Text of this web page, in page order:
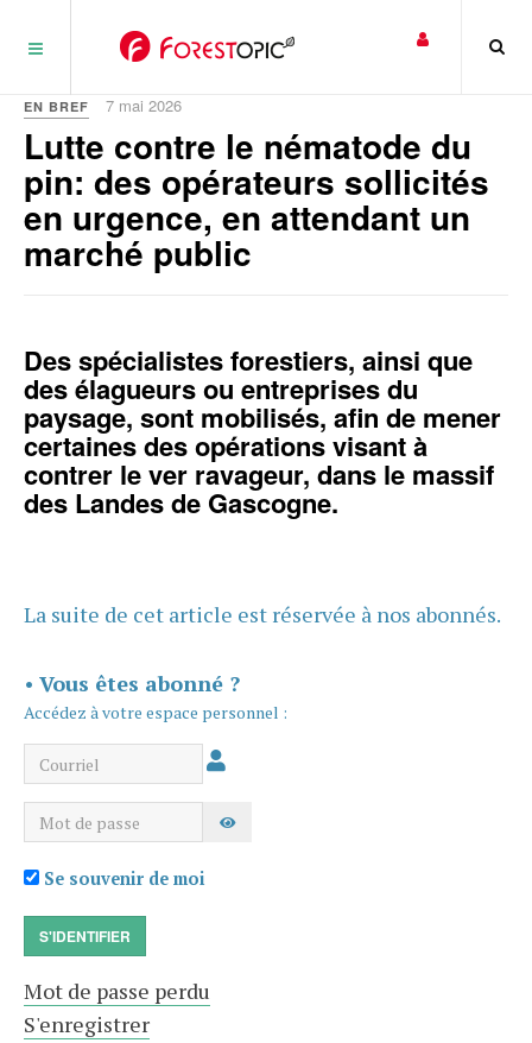
EN BREF 7 mai 2026
Lutte contre le nématode du
pin: des opérateurs sollicités
en urgence, en attendant un
marché public
Des spécialistes forestiers, ainsi que
des élagueurs ou entreprises du
paysage, sont mobilisés, afin de mener
certaines des opérations visant à
contrer le ver ravageur, dans le massif
des Landes de Gascogne.
La suite de cet article est réservée à nos abonnés.
• Vous êtes abonné ?
Accédez à votre espace personnel :
Courriel
Mot de passe AFFICHER LE MOT DE PASSE
Se souvenir de moi
S'IDENTIFIER
Mot de passe perdu
S'enregistrer